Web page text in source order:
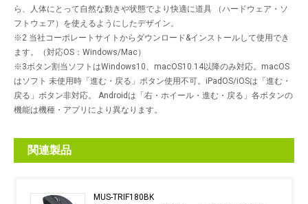
ら、人体にとって自然な動きや状態でより快適に道具 （ハードウェア・ソ
フトウェア）を使えるようにしたデザイン。
※2 当社コーポレートサイトからダウンロード&インストールして使用でき
ます。（対応OS：Windows/Mac）
※3ボタン割当ソフトはWindows10、macOS10.14以降のみ対応。macOS
はソフト 未使用時「進む・戻る」ボタン使用不可。iPadOS/iOSは「進む・
戻る」ボタン非対応。 Androidは「右・ホイール・進む・戻る」各ボタンの
機能は機種・アプリにより異なります。
関連製品
MUS-TRIF180BK